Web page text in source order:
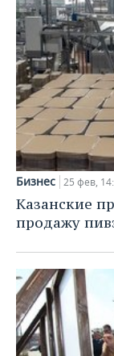
Бизнес 25 фев,
Казанские
продажу